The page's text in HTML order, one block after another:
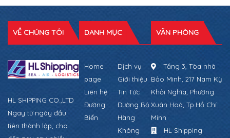
VỀ CHÚNG TÔI
HL SHIPPING CO.,LTD
Ngay từ ngày đầu
tiên thành lập, cho
DANH MỤC
Home
page
Dịch vụ
Giới thiệu
Liên hệ
Tin Tức
Đường
Biển
Đường Bộ
Hàng
Không
VĂN PHÒNG
Tầng 3, Tòa nhà
Bảo Minh, 217 Nam Kỳ
Khởi Nghĩa, Phường
Xuân Hoà, Tp.Hồ Chí
Minh
HL Shipping